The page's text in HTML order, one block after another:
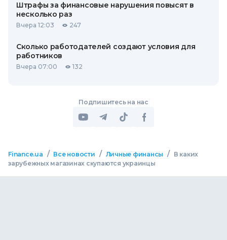
Штрафы за финансовые нарушения повысят в
несколько раз
Вчера 12:03 247
Сколько работодателей создают условия для
работников
Вчера 07:00 132
Подпишитесь на нас
Finance.ua / Все новости / Личные финансы /
В каких
зарубежных магазинах скупаются украинцы